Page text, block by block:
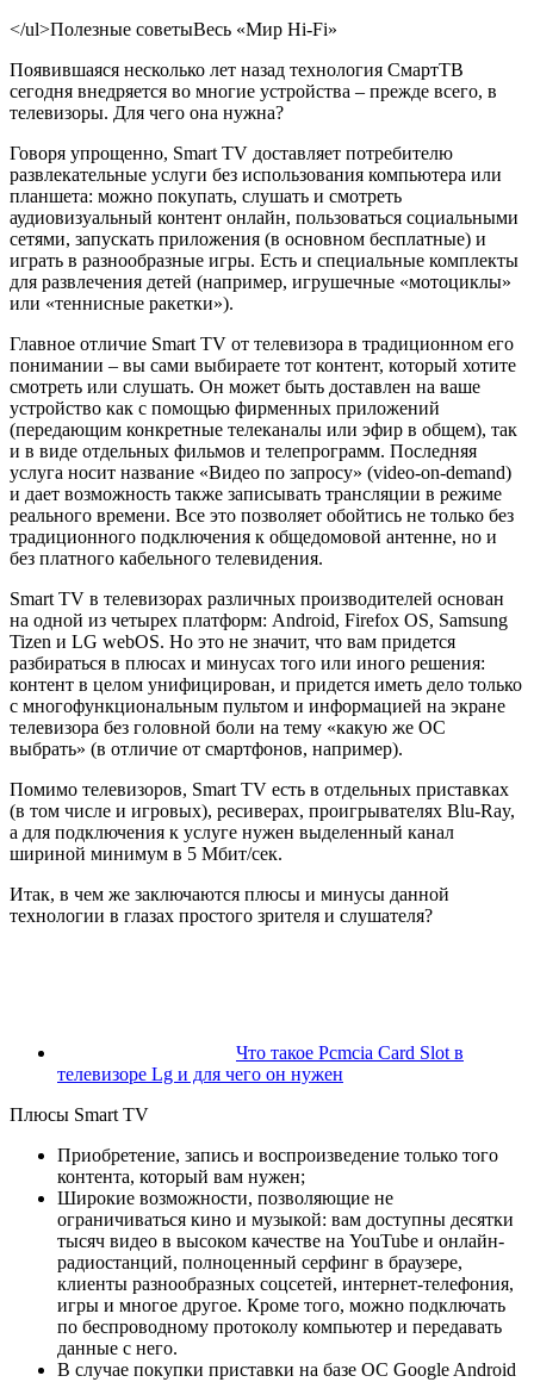
</ul>Полезные советыВесь «Мир Hi-Fi»
Появившаяся несколько лет назад технология СмартТВ
сегодня внедряется во многие устройства – прежде всего, в
телевизоры. Для чего она нужна?
Говоря упрощенно, Smart TV доставляет потребителю
развлекательные услуги без использования компьютера или
планшета: можно покупать, слушать и смотреть
аудиовизуальный контент онлайн, пользоваться социальными
сетями, запускать приложения (в основном бесплатные) и
играть в разнообразные игры. Есть и специальные комплекты
для развлечения детей (например, игрушечные «мотоциклы»
или «теннисные ракетки»).
Главное отличие Smart TV от телевизора в традиционном его
понимании – вы сами выбираете тот контент, который хотите
смотреть или слушать. Он может быть доставлен на ваше
устройство как с помощью фирменных приложений
(передающим конкретные телеканалы или эфир в общем), так
и в виде отдельных фильмов и телепрограмм. Последняя
услуга носит название «Видео по запросу» (video-on-demand)
и дает возможность также записывать трансляции в режиме
реального времени. Все это позволяет обойтись не только без
традиционного подключения к общедомовой антенне, но и
без платного кабельного телевидения.
Smart TV в телевизорах различных производителей основан
на одной из четырех платформ: Android, Firefox OS, Samsung
Tizen и LG webOS. Но это не значит, что вам придется
разбираться в плюсах и минусах того или иного решения:
контент в целом унифицирован, и придется иметь дело только
с многофункциональным пультом и информацией на экране
телевизора без головной боли на тему «какую же ОС
выбрать» (в отличие от смартфонов, например).
Помимо телевизоров, Smart TV есть в отдельных приставках
(в том числе и игровых), ресиверах, проигрывателях Blu-Ray,
а для подключения к услуге нужен выделенный канал
шириной минимум в 5 Мбит/сек.
Итак, в чем же заключаются плюсы и минусы данной
технологии в глазах простого зрителя и слушателя?
Что такое Pcmcia Card Slot в
телевизоре Lg и для чего он нужен
Плюсы Smart TV
Приобретение, запись и воспроизведение только того
контента, который вам нужен;
Широкие возможности, позволяющие не
ограничиваться кино и музыкой: вам доступны десятки
тысяч видео в высоком качестве на YouTube и онлайн-
радиостанций, полноценный серфинг в браузере,
клиенты разнообразных соцсетей, интернет-телефония,
игры и многое другое. Кроме того, можно подключать
по беспроводному протоколу компьютер и передавать
данные с него.
В случае покупки приставки на базе ОС Google Android